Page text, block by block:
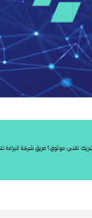
موثوق؟ فريق شركة البراءة